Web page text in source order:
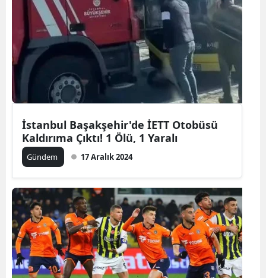
İstanbul Başakşehir'de İETT Otobüsü
Kaldırıma Çıktı! 1 Ölü, 1 Yaralı
Gündem 17 Aralık 2024